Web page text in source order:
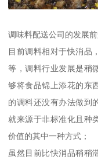
调味料配送公司的发展
目前调料相对于快消品
等，调料行业发展是稍
够将食品锦上添花的东
的调料还没有办法做到
就来源于非标准化且种
价值的其中一种方式；
虽然目前比快消品稍稍